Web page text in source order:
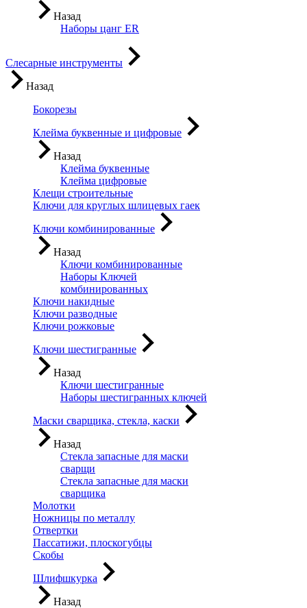
Назад
Наборы цанг ER
Слесарные инструменты
Назад
Бокорезы
Клейма буквенные и цифровые
Назад
Клейма буквенные
Клейма цифровые
Клещи строительные
Ключи для круглых шлицевых гаек
Ключи комбинированные
Назад
Ключи комбинированные
Наборы Ключей
комбинированных
Ключи накидные
Ключи разводные
Ключи рожковые
Ключи шестигранные
Назад
Ключи шестигранные
Наборы шестигранных ключей
Маски сварщика, стекла, каски
Назад
Стекла запасные для маски
сварщи
Стекла запасные для маски
сварщика
Молотки
Ножницы по металлу
Отвертки
Пассатижи, плоскогубцы
Скобы
Шлифшкурка
Назад